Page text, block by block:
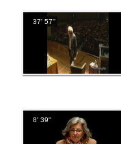
37' 57''
8' 39''